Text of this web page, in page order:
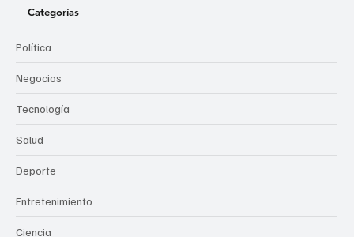
Categorías
Política
Negocios
Tecnología
Salud
Deporte
Entretenimiento
Ciencia